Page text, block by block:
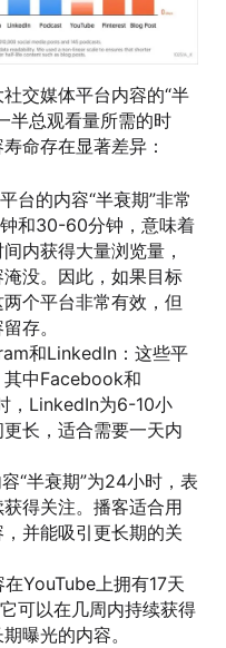
交媒体平台内容的“半
半总观看量所需的时
命存在显著差异：
台的内容“半衰期”非常
和30-60分钟，意味着
内获得大量浏览量，
没。因此，如果目标
个平台非常有效，但
存。
和LinkedIn：这些平
其中Facebook和
，LinkedIn为6-10小
长，适合需要一天内
“半衰期”为24小时，表
得关注。播客适合用
并能吸引更长期的关
YouTube上拥有17天
可以在几周内持续获得
曝光的内容。